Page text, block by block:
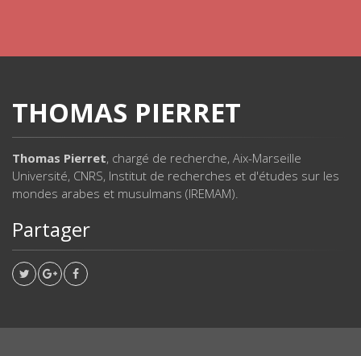
THOMAS PIERRET
Thomas Pierret, chargé de recherche, Aix-Marseille
Université, CNRS, Institut de recherches et d'études sur les
mondes arabes et musulmans (IREMAM).
Partager